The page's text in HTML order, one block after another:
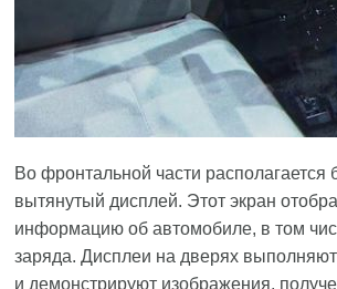
Во фронтальной части располагается
вытянутый дисплей. Этот экран
информацию об автомобиле, в том
заряда. Дисплеи на дверях
и демонстрируют изображения,